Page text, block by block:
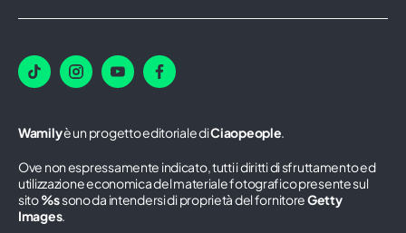
Wamilyè un progetto editoriale diCiaopeople.
Ove non espressamente indicato, tutti i diritti di sfruttamento ed
utilizzazione economica del materiale fotografico presente sul
sito%ssono da intendersi di proprietà del fornitoreGetty
Images.